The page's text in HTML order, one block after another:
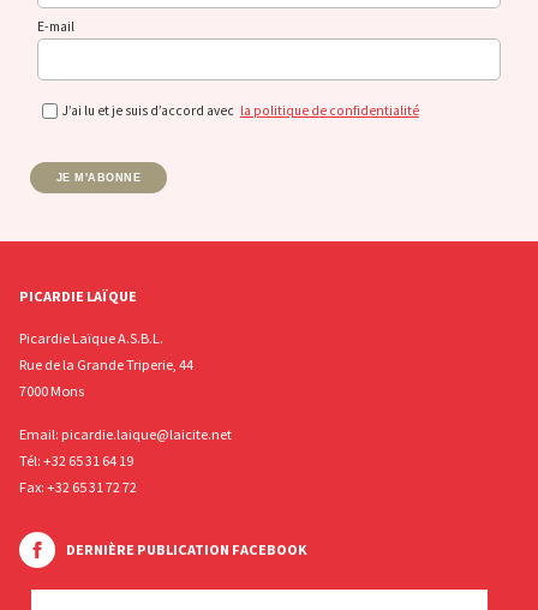
E-mail
J’ai lu et je suis d’accord avec la politique de confidentialité
JE M'ABONNE
PICARDIE LAÏQUE
Picardie Laïque A.S.B.L.
Rue de la Grande Triperie, 44
7000 Mons
Email: picardie.laique@laicite.net
Tél: +32 65 31 64 19
Fax: +32 65 31 72 72
DERNIÈRE PUBLICATION FACEBOOK